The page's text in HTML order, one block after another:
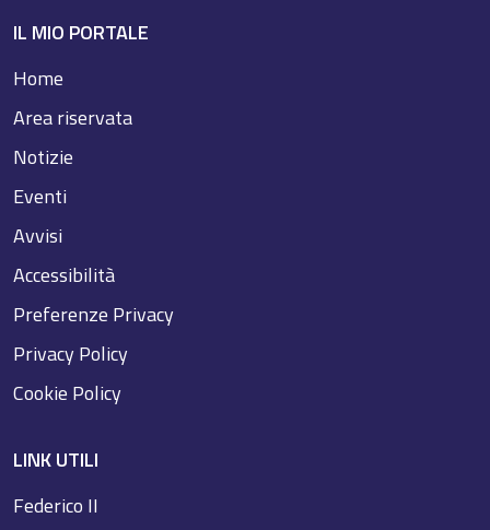
IL MIO PORTALE
Home
Area riservata
Notizie
Eventi
Avvisi
Accessibilità
Preferenze Privacy
Privacy Policy
Cookie Policy
LINK UTILI
Federico II